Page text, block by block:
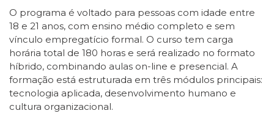
O programa é voltado para pessoas com idade entre
18 e 21 anos, com ensino médio completo e sem
vínculo empregatício formal. O curso tem carga
horária total de 180 horas e será realizado no formato
híbrido, combinando aulas on-line e presencial. A
formação está estruturada em três módulos principais:
tecnologia aplicada, desenvolvimento humano e
cultura organizacional.